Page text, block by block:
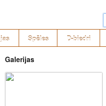
Spēles D-biedri
Galerijas